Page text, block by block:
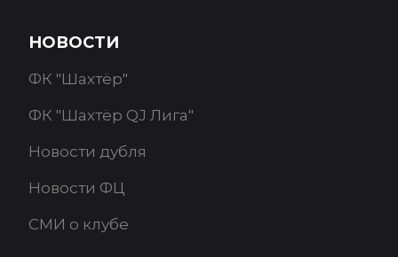
НОВОСТИ
ФК "Шахтёр"
ФК "Шахтёр QJ Лига"
Новости дубля
Новости ФЦ
СМИ о клубе